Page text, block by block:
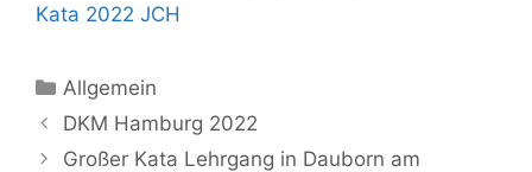
Kata 2022 JCH
Kategorien
Allgemein
Beitrags-
Navigation
DKM Hamburg 2022
Großer Kata Lehrgang in Dauborn am